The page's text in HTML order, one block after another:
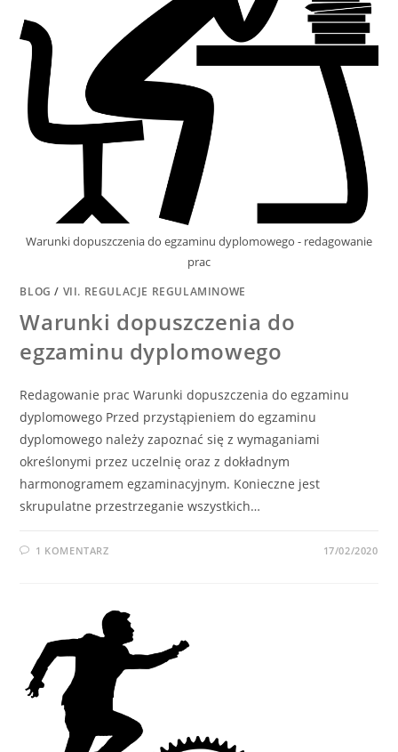
Warunki dopuszczenia do egzaminu dyplomowego - redagowanie
prac
BLOG / VII. REGULACJE REGULAMINOWE
Warunki dopuszczenia do
egzaminu dyplomowego
Redagowanie prac Warunki dopuszczenia do egzaminu
dyplomowego Przed przystąpieniem do egzaminu
dyplomowego należy zapoznać się z wymaganiami
określonymi przez uczelnię oraz z dokładnym
harmonogramem egzaminacyjnym. Konieczne jest
skrupulatne przestrzeganie wszystkich…
1 KOMENTARZ 17/02/2020